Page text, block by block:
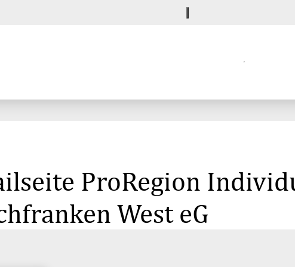
ProRegion
West eG